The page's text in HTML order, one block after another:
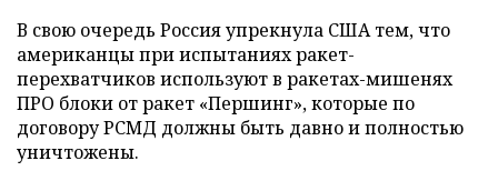
В свою очередь Россия упрекнула США тем, что
американцы при испытаниях ракет-
перехватчиков используют в ракетах-мишенях
ПРО блоки от ракет «Першинг», которые по
договору РСМД должны быть давно и полностью
уничтожены.